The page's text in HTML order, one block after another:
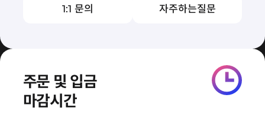
1:1 문의 자주하는질문
주문 및 입금
마감시간